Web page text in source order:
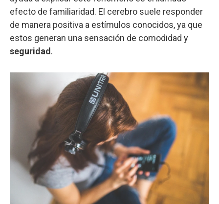
efecto de familiaridad. El cerebro suele responder
de manera positiva a estímulos conocidos, ya que
estos generan una sensación de comodidad y
seguridad .